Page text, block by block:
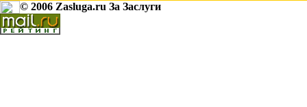
© 2006 Zasluga.ru За Заслуги